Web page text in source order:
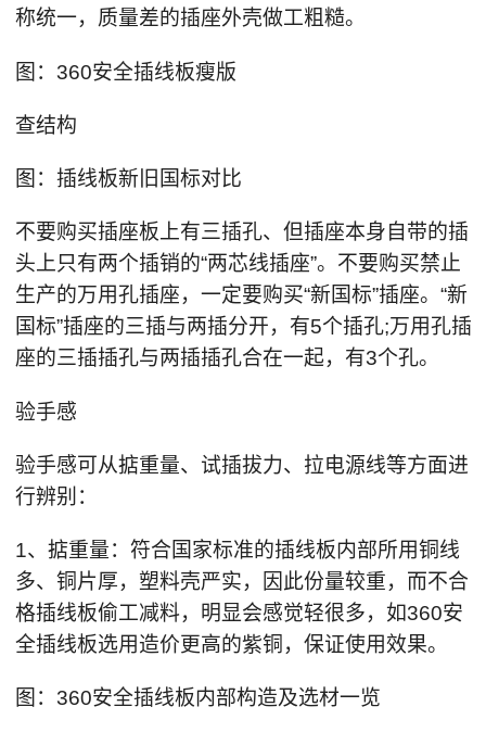
称统一，质量差的插座外壳做工粗糙。
图：360安全插线板瘦版
查结构
图：插线板新旧国标对比
不要购买插座板上有三插孔、但插座本身自带的插
头上只有两个插销的“两芯线插座”。不要购买禁止
生产的万用孔插座，一定要购买“新国标”插座。“新
国标”插座的三插与两插分开，有5个插孔;万用孔插
座的三插插孔与两插插孔合在一起，有3个孔。
验手感
验手感可从掂重量、试插拔力、拉电源线等方面进
行辨别：
1、掂重量：符合国家标准的插线板内部所用铜线
多、铜片厚，塑料壳严实，因此份量较重，而不合
格插线板偷工减料，明显会感觉轻很多，如360安
全插线板选用造价更高的紫铜，保证使用效果。
图：360安全插线板内部构造及选材一览